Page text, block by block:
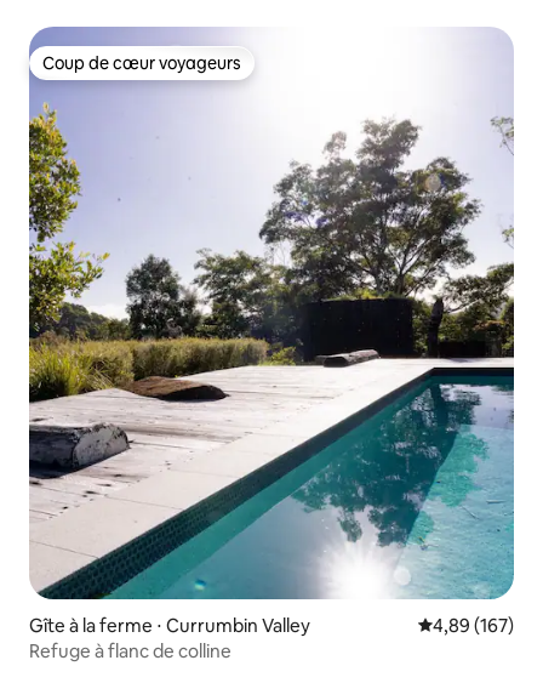
Coup de cœur voyageurs
Coup de cœur voyageurs
Gîte à la ferme ⋅ Currumbin Valley Évaluation
4,89 (167)
Refuge à flanc de colline